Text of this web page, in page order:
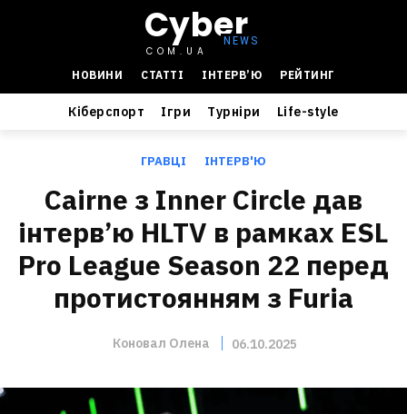
Cyber
COM.UA
НОВИНИ
СТАТТІ ІНТЕРВ’Ю РЕЙТИНГ
Кіберспорт Ігри Турніри Life-style
ГРАВЦІ ІНТЕРВ'Ю
Cairne з Inner Circle дав
інтерв’ю HLTV в рамках ESL
Pro League Season 22 перед
протистоянням з Furia
Коновал Олена 06.10.2025